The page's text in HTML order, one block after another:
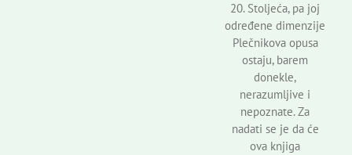
20. Stoljeća, pa joj
određene dimenzije
Plečnikova opusa
ostaju, barem
donekle,
nerazumljive i
nepoznate. Za
nadati se je da će
ova knjiga